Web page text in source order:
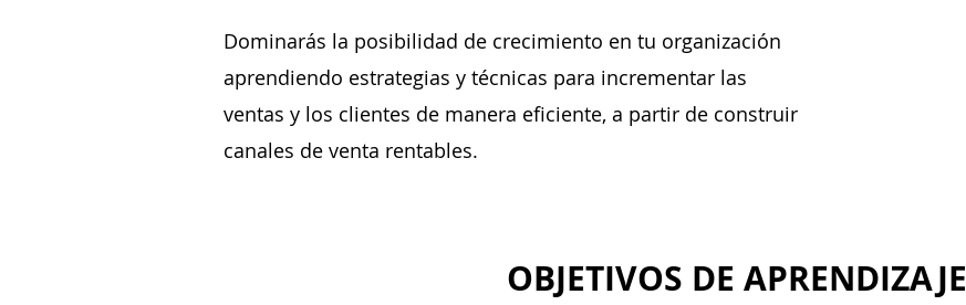
Dominarás la posibilidad de crecimiento en tu organización
aprendiendo estrategias y técnicas para incrementar las
ventas y los clientes de manera eficiente, a partir de construir
canales de venta rentables.
OBJETIVOS DE APRENDIZAJE